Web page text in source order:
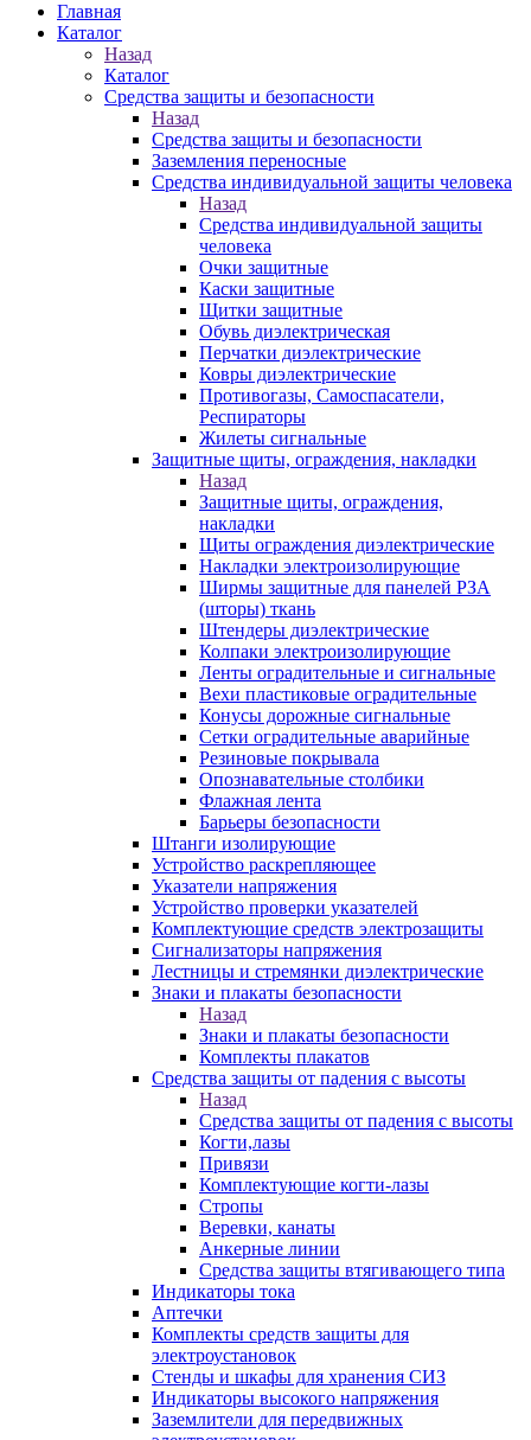
Главная
Каталог
Назад
Каталог
Средства защиты и безопасности
Назад
Средства защиты и безопасности
Заземления переносные
Средства индивидуальной защиты человека
Назад
Средства индивидуальной защиты
человека
Очки защитные
Каски защитные
Щитки защитные
Обувь диэлектрическая
Перчатки диэлектрические
Ковры диэлектрические
Противогазы, Самоспасатели,
Респираторы
Жилеты сигнальные
Защитные щиты, ограждения, накладки
Назад
Защитные щиты, ограждения,
накладки
Щиты ограждения диэлектрические
Накладки электроизолирующие
Ширмы защитные для панелей РЗА
(шторы) ткань
Штендеры диэлектрические
Колпаки электроизолирующие
Ленты оградительные и сигнальные
Вехи пластиковые оградительные
Конусы дорожные сигнальные
Сетки оградительные аварийные
Резиновые покрывала
Опознавательные столбики
Флажная лента
Барьеры безопасности
Штанги изолирующие
Устройство раскрепляющее
Указатели напряжения
Устройство проверки указателей
Комплектующие средств электрозащиты
Сигнализаторы напряжения
Лестницы и стремянки диэлектрические
Знаки и плакаты безопасности
Назад
Знаки и плакаты безопасности
Комплекты плакатов
Средства защиты от падения с высоты
Назад
Средства защиты от падения с высоты
Когти,лазы
Привязи
Комплектующие когти-лазы
Стропы
Веревки, канаты
Анкерные линии
Средства защиты втягивающего типа
Индикаторы тока
Аптечки
Комплекты средств защиты для
электроустановок
Стенды и шкафы для хранения СИЗ
Индикаторы высокого напряжения
Заземлители для передвижных